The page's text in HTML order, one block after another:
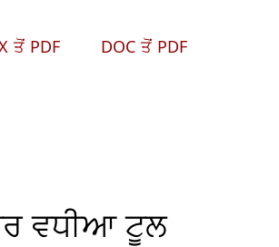
ਤੋਂ PDF DOC ਤੋਂ PDF
ਵਧੀਆ ਟੂਲ